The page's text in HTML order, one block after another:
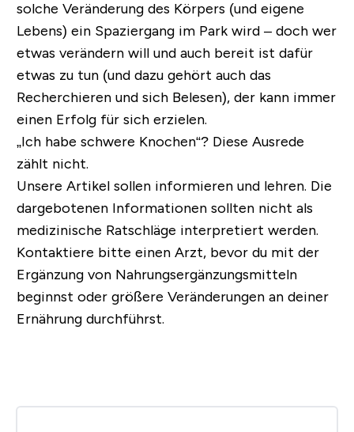
solche Veränderung des Körpers (und eigene
Lebens) ein Spaziergang im Park wird – doch wer
etwas verändern will und auch bereit ist dafür
etwas zu tun (und dazu gehört auch das
Recherchieren und sich Belesen), der kann immer
einen Erfolg für sich erzielen.
„Ich habe schwere Knochen“?Diese Ausrede
zählt nicht.
Unsere Artikel sollen informieren und lehren. Die
dargebotenen Informationen sollten nicht als
medizinische Ratschläge interpretiert werden.
Kontaktiere bitte einen Arzt, bevor du mit der
Ergänzung von Nahrungsergänzungsmitteln
beginnst oder größere Veränderungen an deiner
Ernährung durchführst.